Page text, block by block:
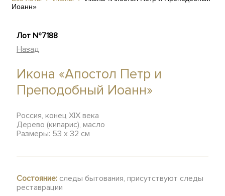
Иоанн»
Лот №7188
Назад
Икона «Апостол Петр и
Преподобный Иоанн»
Россия, конец XIX века
Дерево (кипарис), масло
Размеры: 53 х 32 см
Состояние: следы бытования, присутствуют следы
реставрации